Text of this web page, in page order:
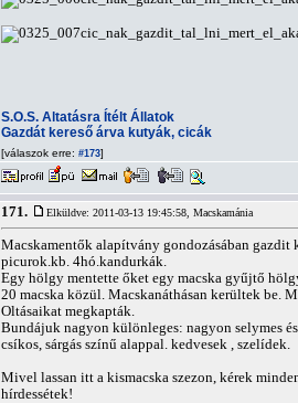
S.O.S. Altatásra Ítélt Állatok
Gazdát kereső árva kutyák, cicák
[válaszok erre: #173]
171. Elküldve: 2011-03-13 19:45:58, Macskamánia
Macskamentők alapítvány gondozásában gazdit
picurok.kb. 4hó.kandurkák.
Egy hölgy mentette őket egy macska gyűjtő
20 macska közül. Macskanáthásan kerültek be.
Oltásaikat megkapták.
Bundájuk nagyon különleges: nagyon selymes
csíkos, sárgás színű alappal. kedvesek , szelídek.
Mivel lassan itt a kismacska szezon, kérek
hírdessétek!